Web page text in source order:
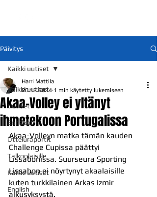
Päivitys
Kaikki uutiset
Uutiset
Ennakot
Otteluraportit
Talkoolaisille
Kaikki uutiset
English
Kaikki uutiset
Akaa-Volley ei yltänyt
ihmetekoon Portugalissa
Harri Mattila
20.12.2024 1 min käytetty lukemiseen
Akaa-Volleyn matka tämän kauden
Challenge Cupissa päättyi
Lissabonissa. Suurseura Sporting
Lissabon ei nöyrtynyt akaalaisille
kuten turkkilainen Arkas Izmir
alkusyksystä.